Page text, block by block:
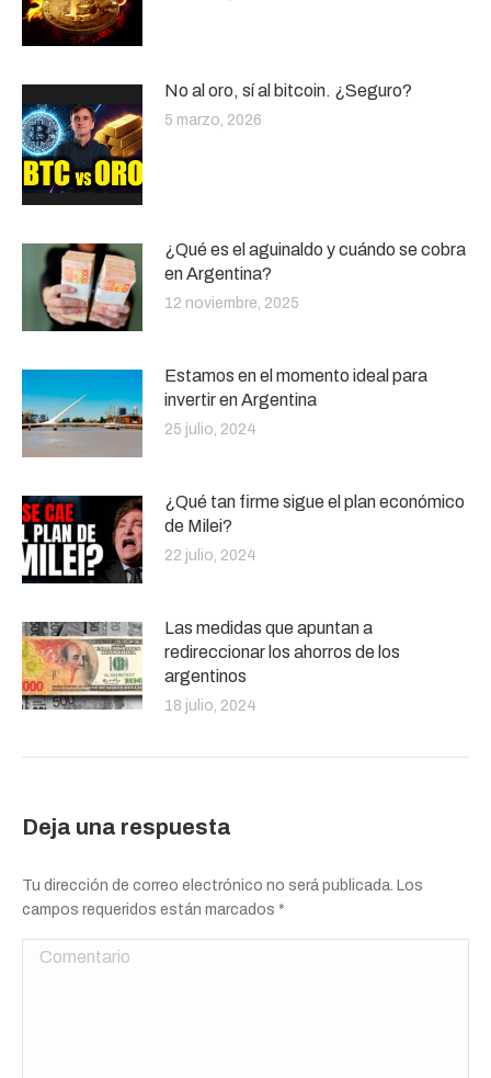
No al oro, sí al bitcoin. ¿Seguro?
5 marzo, 2026
¿Qué es el aguinaldo y cuándo se cobra
en Argentina?
12 noviembre, 2025
Estamos en el momento ideal para
invertir en Argentina
25 julio, 2024
¿Qué tan firme sigue el plan económico
de Milei?
22 julio, 2024
Las medidas que apuntan a
redireccionar los ahorros de los
argentinos
18 julio, 2024
Deja una respuesta
Tu dirección de correo electrónico no será publicada. Los
campos requeridos están marcados *
Comentario